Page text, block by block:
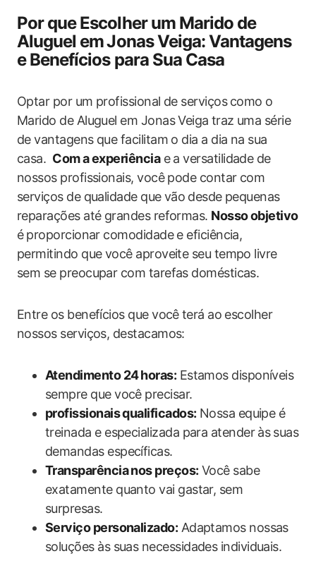
Por que Escolher um Marido de
Aluguel em⁢ Jonas Veiga: Vantagens⁤
e Benefícios para Sua Casa
Optar​ por um profissional de serviços⁣ como​ o
Marido de‌ Aluguel em Jonas Veiga ⁤traz uma série
de vantagens ‌que facilitam o dia a dia na sua
casa. ‍ Com a experiênciae a versatilidade de
nossos profissionais, você pode contar com
serviços ‌de qualidade que vão⁢ desde pequenas
reparações até grandes reformas. Nosso ‌objetivo
é ⁤proporcionar comodidade e eficiência,
permitindo que você aproveite seu tempo livre
sem se preocupar com tarefas domésticas.
Entre os benefícios que você⁢ terá ao escolher
nossos serviços, destacamos:
Atendimento 24⁤ horas: Estamos disponíveis
sempre que ​você precisar.
profissionais qualificados: Nossa equipe é⁤
treinada e especializada para atender às⁤ suas
demandas específicas.
Transparência nos preços: Você sabe
exatamente quanto vai gastar, sem
surpresas.
Serviço personalizado: ​Adaptamos nossas
soluções ​às suas necessidades individuais.